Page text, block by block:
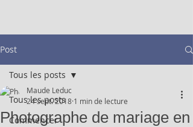
Post
Tous les posts
Commencer
Tous les posts
Photographe de mariage en
Maude Leduc
24 sept. 2018 1 min de lecture